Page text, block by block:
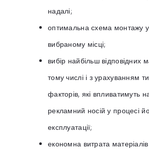
надалі;
оптимальна схема монтажу у
вибраному місці;
вибір найбільш відповідних
тому числі і з урахуванням
факторів, які впливатимуть
рекламний носій у процесі
експлуатації;
економна витрата